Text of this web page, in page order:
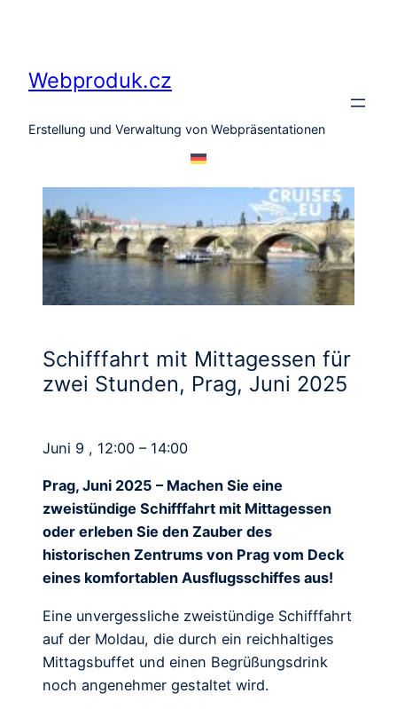
Webproduk.cz
Erstellung und Verwaltung von Webpräsentationen
Schifffahrt mit Mittagessen für
zwei Stunden, Prag, Juni 2025
Juni 9 , 12:00 – 14:00
Prag, Juni 2025 – Machen Sie eine
zweistündige Schifffahrt mit Mittagessen
oder erleben Sie den Zauber des
historischen Zentrums von Prag vom Deck
eines komfortablen Ausflugsschiffes aus!
Eine unvergessliche zweistündige Schifffahrt
auf der Moldau, die durch ein reichhaltiges
Mittagsbuffet und einen Begrüßungsdrink
noch angenehmer gestaltet wird.